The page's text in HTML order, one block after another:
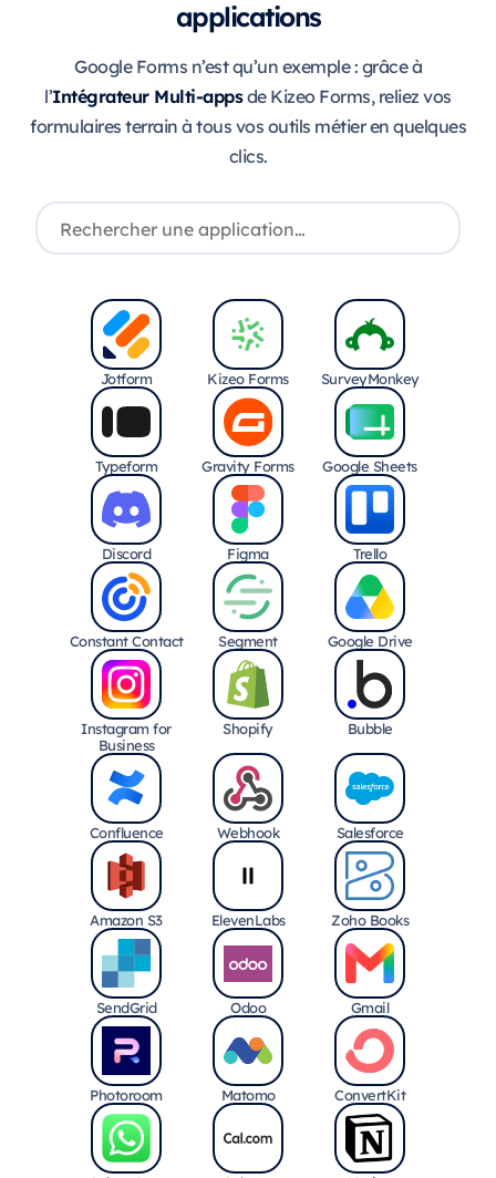
applications
Google Forms n’est qu’un exemple : grâce à
l’Intégrateur Multi-appsde Kizeo Forms, reliez vos
formulaires terrain à tous vos outils métier en quelques
clics.
Jotform Kizeo Forms SurveyMonkey
Typeform Gravity Forms Google Sheets
Discord Figma Trello
Constant Contact Segment Google Drive
Instagram for
Business
Shopify Bubble
Confluence Webhook Salesforce
Amazon S3 ElevenLabs Zoho Books
SendGrid Odoo Gmail
Photoroom Matomo ConvertKit